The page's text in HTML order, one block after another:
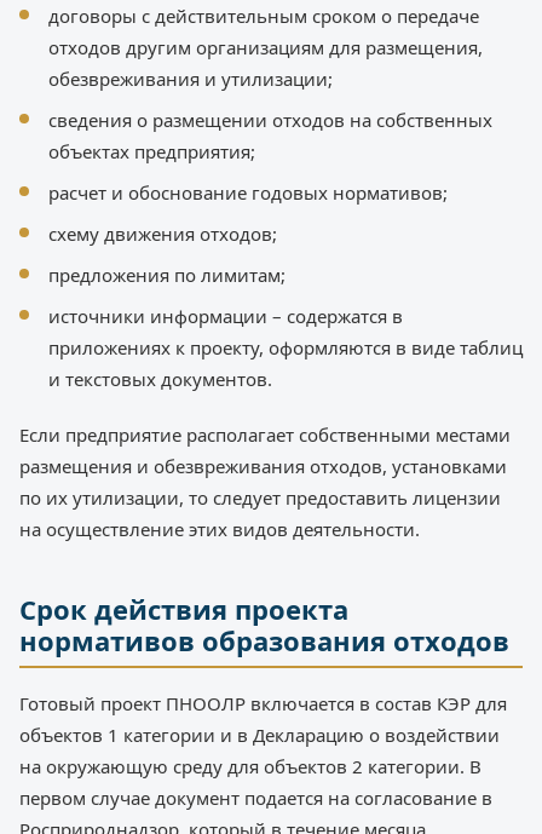
договоры с действительным сроком о передаче
отходов другим организациям для размещения,
обезвреживания и утилизации;
сведения о размещении отходов на собственных
объектах предприятия;
расчет и обоснование годовых нормативов;
схему движения отходов;
предложения по лимитам;
источники информации – содержатся в
приложениях к проекту, оформляются в виде таблиц
и текстовых документов.
Если предприятие располагает собственными местами
размещения и обезвреживания отходов, установками
по их утилизации, то следует предоставить лицензии
на осуществление этих видов деятельности.
Срок действия проекта
нормативов образования отходов
Готовый проект ПНООЛР включается в состав КЭР для
объектов 1 категории и в Декларацию о воздействии
на окружающую среду для объектов 2 категории. В
первом случае документ подается на согласование в
Росприроднадзор, который в течение месяца